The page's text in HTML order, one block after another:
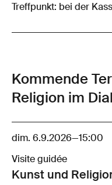
Treffpunkt: bei der
Kommende
Religion im
dim. 6.9.2026—15:00
Visite guidée
Kunst und